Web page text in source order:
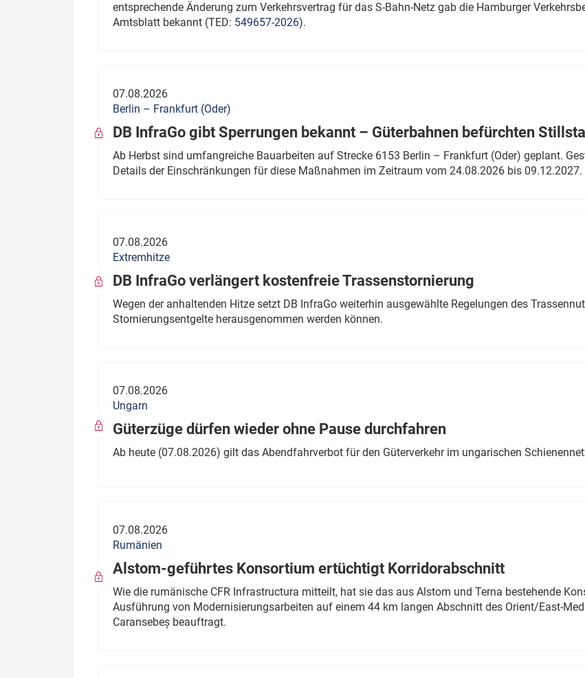
entsprechende Änderung zum Verkehrsvertrag für das S-Bahn-Netz gab die Hamburger
Amtsblatt bekannt (TED: 549657-2026).
07.08.2026
Berlin – Frankfurt (Oder)
DB InfraGo gibt Sperrungen bekannt – Güterbahnen befürchten
Ab Herbst sind umfangreiche Bauarbeiten auf Strecke 6153 Berlin – Frankfurt (Oder) geplant.
Details der Einschränkungen für diese Maßnahmen im Zeitraum vom 24.08.2026 bis 09.12.2027.
07.08.2026
Extremhitze
DB InfraGo verlängert kostenfreie Trassenstornierung
Wegen der anhaltenden Hitze setzt DB InfraGo weiterhin ausgewählte Regelungen des
Stornierungsentgelte herausgenommen werden können.
07.08.2026
Ungarn
Güterzüge dürfen wieder ohne Pause durchfahren
Ab heute (07.08.2026) gilt das Abendfahrverbot für den Güterverkehr im ungarischen
07.08.2026
Rumänien
Alstom-geführtes Konsortium ertüchtigt Korridorabschnitt
Wie die rumänische CFR Infrastructura mitteilt, hat sie das aus Alstom und Terna bestehende
Ausführung von Modernisierungsarbeiten auf einem 44 km langen Abschnitt des Orient/East-
Caransebeș beauftragt.